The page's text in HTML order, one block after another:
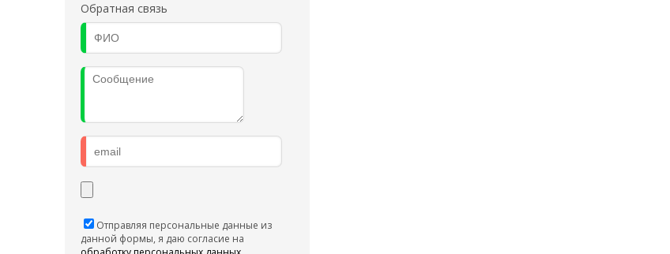
Обратная связь
Отправляя персональные данные из
данной формы, я даю согласие на